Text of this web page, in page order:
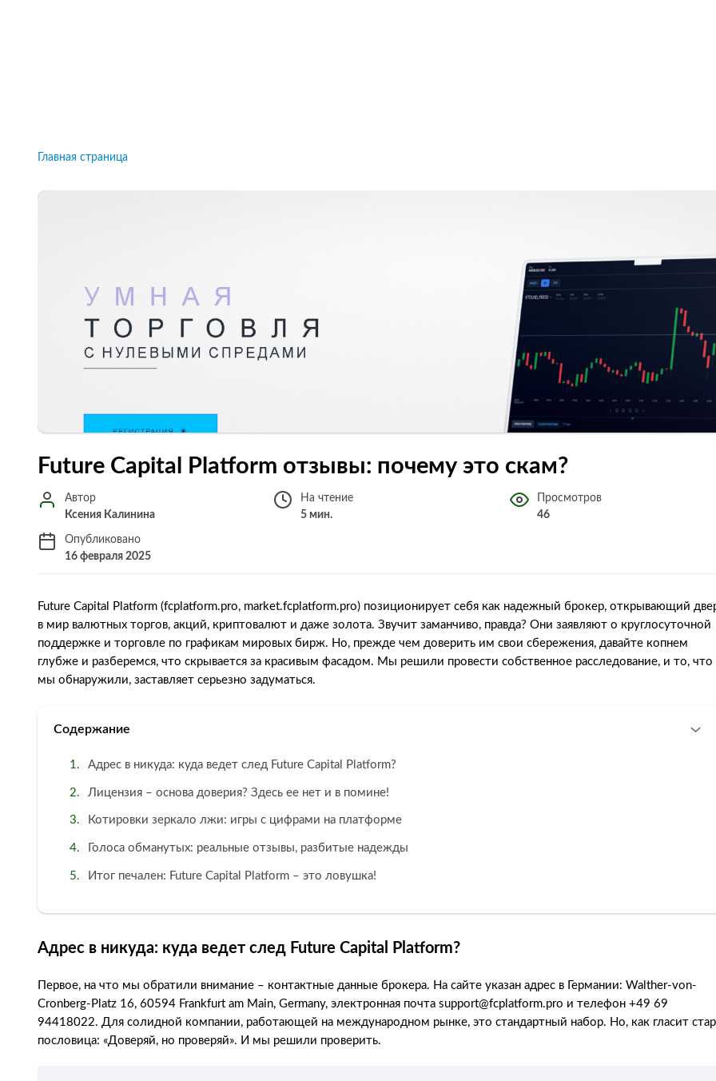
Главная страница
Future Capital Platform отзывы: почему это скам?
Автор
Ксения Калинина
На чтение
5 мин.
Просмотров
46
Опубликовано
16 февраля 2025
Future Capital Platform (fcplatform.pro, market.fcplatform.pro) позиционирует себя как надежный брокер, открывающий
в мир валютных торгов, акций, криптовалют и даже золота. Звучит заманчиво, правда? Они заявляют о круглосуточной
поддержке и торговле по графикам мировых бирж. Но, прежде чем доверить им свои сбережения, давайте копнем
глубже и разберемся, что скрывается за красивым фасадом. Мы решили провести собственное расследование, и то, что
мы обнаружили, заставляет серьезно задуматься.
Содержание
Адрес в никуда: куда ведет след Future Capital Platform?
Лицензия – основа доверия? Здесь ее нет и в помине!
Котировки зеркало лжи: игры с цифрами на платформе
Голоса обманутых: реальные отзывы, разбитые надежды
Итог печален: Future Capital Platform – это ловушка!
Адрес в никуда: куда ведет след Future Capital Platform?
Первое, на что мы обратили внимание – контактные данные брокера. На сайте указан адрес в Германии: Walther-von-
Cronberg-Platz 16, 60594 Frankfurt am Main, Germany, электронная почта support@fcplatform.pro и телефон +49 69
94418022. Для солидной компании, работающей на международном рынке, это стандартный набор. Но, как гласит
пословица: «Доверяй, но проверяй». И мы решили проверить.